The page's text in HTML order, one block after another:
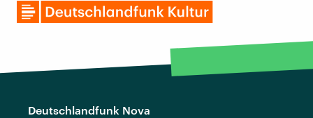
Deutschlandfunk Nova